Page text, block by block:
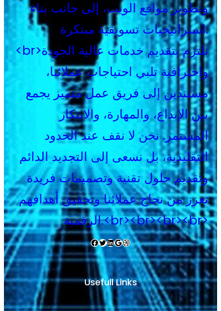
وتطوير مواقع الويب، إلى جانب بناء
استراتيجيات تسويقية مبتكرة.
<br>نلتزم بتقديم خدمات عالية الجودة
واحترافية تلبي احتياجات عملائنا،
مستندين إلى فريق عمل متميز يجمع
بين الإبداع، والمهارة، والابتكار
المستمر. نحن لا نقف عند الحدود
التقليدية، بل نسعى إلى التجديد الدائم
وتقديم حلول تقنية وتصميمات فريدة
تعزز من نجاح عملائنا وتحقيق أهدافهم
الرقمية.<br><br><br><br>
Facebook Twitter LinkedIn Google Dribbble
Usefull Links